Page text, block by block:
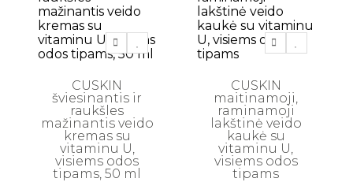
CUSKIN
šviesinantis ir
raukšles
mažinantis veido
kremas su
vitaminu U,
visiems odos
tipams, 50 ml
CUSKIN
maitinamoji,
raminamoji
lakštinė veido
kaukė su
vitaminu U,
visiems odos
tipams